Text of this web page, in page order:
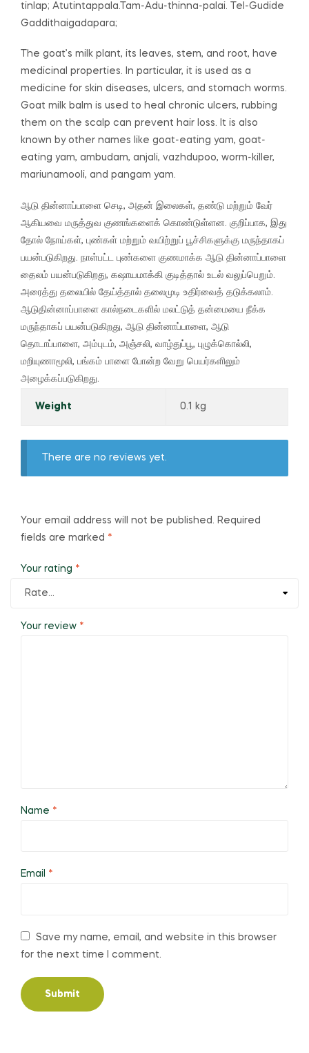
tinlap; Atutintappala.Tam-Adu-thinna-palai. Tel-Gudide
Gaddithaigadapara;
The goat’s milk plant, its leaves, stem, and root, have
medicinal properties. In particular, it is used as a
medicine for skin diseases, ulcers, and stomach worms.
Goat milk balm is used to heal chronic ulcers, rubbing
them on the scalp can prevent hair loss. It is also
known by other names like goat-eating yam, goat-
eating yam, ambudam, anjali, vazhdupoo, worm-killer,
mariunamooli, and pangam yam.
ஆடு தின்னாப்பாளை செடி, அதன் இலைகள், தண்டு மற்றும் வேர்
ஆகியவை மருத்துவ குணங்களைக் கொண்டுள்ளன. குறிப்பாக, இது
தோல் நோய்கள், புண்கள் மற்றும் வயிற்றுப் பூச்சிகளுக்கு மருந்தாகப்
பயன்படுகிறது. நாள்பட்ட புண்களை குணமாக்க ஆடு தின்னாப்பாளை
தைலம் பயன்படுகிறது, கஷாயமாக்கி குடித்தால் உடல் வலுப்பெறும்.
அரைத்து தலையில் தேய்த்தால் தலைமுடி உதிர்வைத் தடுக்கலாம்.
ஆடுதின்னாப்பாளை கால்நடைகளில் மலட்டுத் தன்மையை நீக்க
மருந்தாகப் பயன்படுகிறது, ஆடு தின்னாப்பாளை, ஆடு
தொடாப்பாளை, அம்புடம், அஞ்சலி, வாழ்துப்பூ, புழுக்கொல்லி,
மறியுணாமூலி, பங்கம் பாளை போன்ற வேறு பெயர்களிலும்
அழைக்கப்படுகிறது.
Weight 0.1 kg
There are no reviews yet.
Your email address will not be published. Required
fields are marked *
Your rating *
Your review *
Name *
Email *
Save my name, email, and website in this browser
for the next time I comment.